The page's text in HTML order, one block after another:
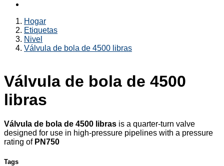
Hogar
Etiquetas
Nivel
Válvula de bola de 4500 libras
Válvula de bola de 4500
libras
Válvula de bola de 4500 libras is a quarter-turn valve
designed for use in high-pressure pipelines with a pressure
rating of PN750
Tags